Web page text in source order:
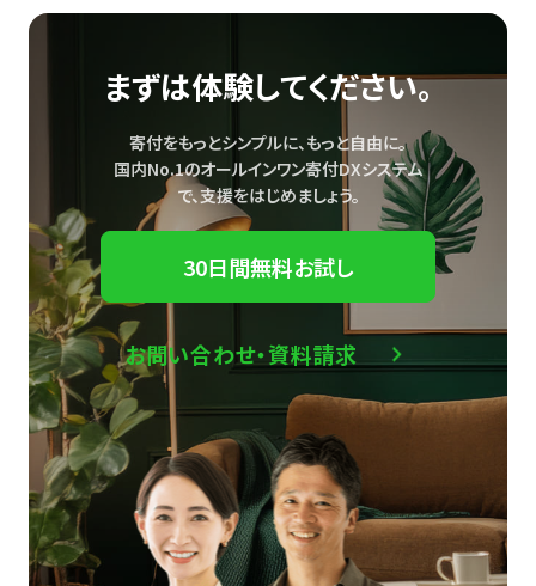
まずは体験してください。
寄付をもっとシンプルに、もっと自由に。
国内No.1のオールインワン寄付DXシステム
で、支援をはじめましょう。
30日間無料お試し
お問い合わせ・資料請求